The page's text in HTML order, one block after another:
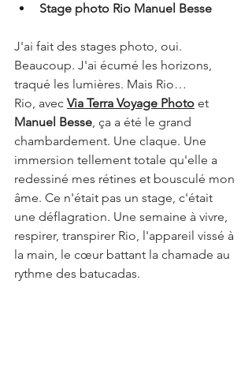
Stage photo Rio Manuel Besse
J'ai fait des stages photo, oui.
Beaucoup. J'ai écumé les horizons,
traqué les lumières. Mais Rio…
Rio, avec Via Terra Voyage Photo et
Manuel Besse, ça a été le grand
chambardement. Une claque. Une
immersion tellement totale qu'elle a
redessiné mes rétines et bousculé mon
âme. Ce n'était pas un stage, c'était
une déflagration. Une semaine à vivre,
respirer, transpirer Rio, l'appareil vissé à
la main, le cœur battant la chamade au
rythme des batucadas.